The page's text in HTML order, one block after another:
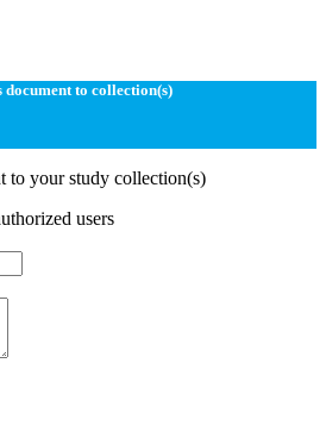
document to collection(s)
to your study collection(s)
users